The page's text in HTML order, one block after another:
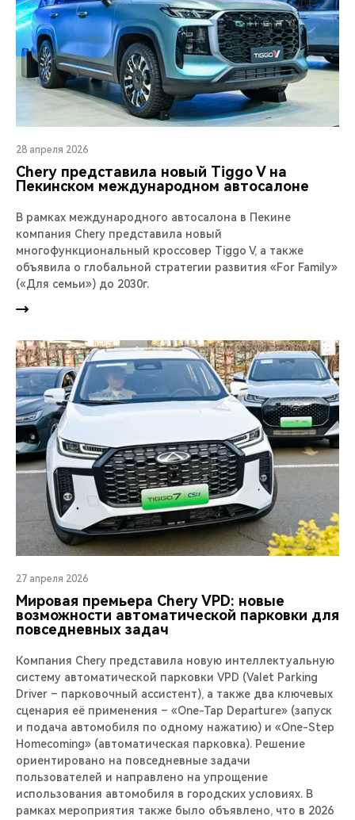
28 апреля 2026
Chery представила новый Tiggo V на
Пекинском международном автосалоне
В рамках международного автосалона в Пекине
компания Chery представила новый
многофункциональный кроссовер Tiggo V, а также
объявила о глобальной стратегии развития «For Family»
(«Для семьи») до 2030г.
27 апреля 2026
Мировая премьера Chery VPD: новые
возможности автоматической парковки для
повседневных задач
Компания Chery представила новую интеллектуальную
систему автоматической парковки VPD (Valet Parking
Driver – парковочный ассистент), а также два ключевых
сценария её применения – «One-Tap Departure» (запуск
и подача автомобиля по одному нажатию) и «One-Step
Homecoming» (автоматическая парковка). Решение
ориентировано на повседневные задачи
пользователей и направлено на упрощение
использования автомобиля в городских условиях. В
рамках мероприятия также было объявлено, что в 2026